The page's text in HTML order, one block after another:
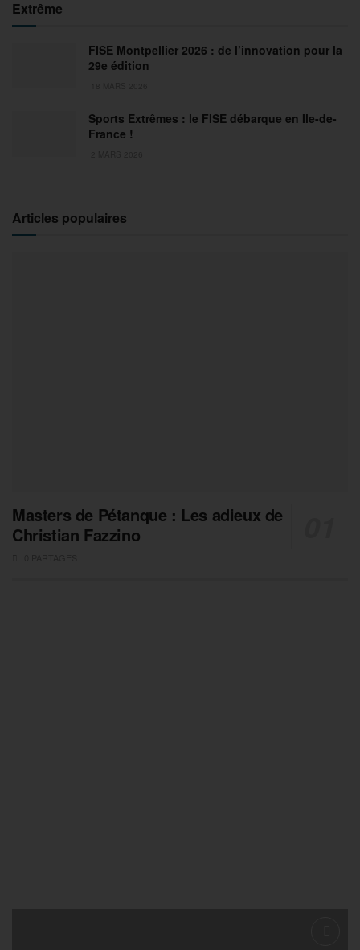
Extrême
FISE Montpellier 2026 : de l’innovation pour la
29e édition
Sports Extrêmes : le FISE débarque en Ile-de-
France !
Articles populaires
Masters de Pétanque : Les adieux de
Christian Fazzino